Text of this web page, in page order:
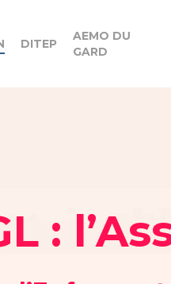
DITEP
AEMO DU
GARD
: